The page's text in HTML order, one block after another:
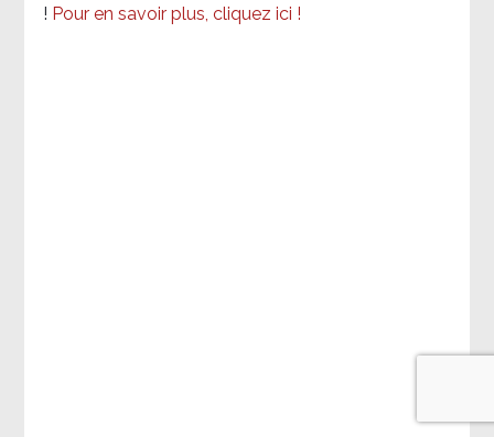
! Pour en savoir plus, cliquez ici !